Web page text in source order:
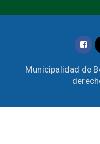
Municipalidad de